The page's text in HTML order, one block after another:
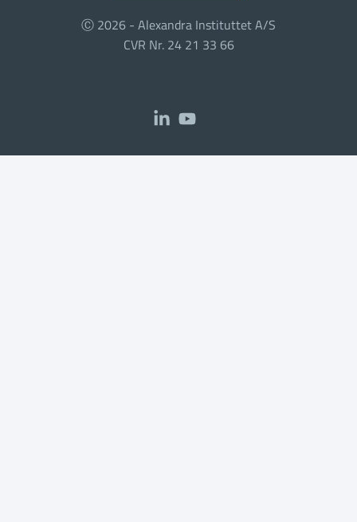
Ⓒ 2026 - Alexandra Instituttet A/S
CVR Nr. 24 21 33 66